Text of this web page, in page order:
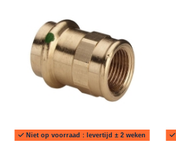
Niet op voorraad : levertijd ± 2 weken